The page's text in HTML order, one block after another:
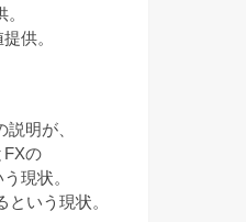
供。
明が、
FXの
現状。
いう現状。